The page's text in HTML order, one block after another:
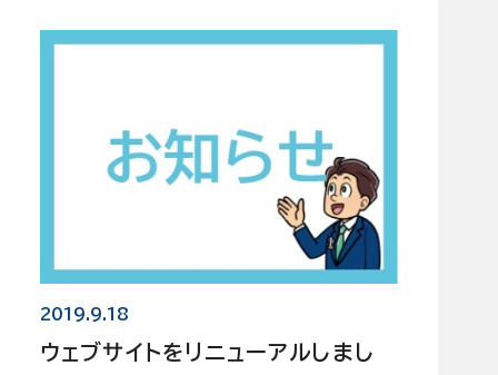
2019.9.18
ウェブサイトをリニューアルしまし